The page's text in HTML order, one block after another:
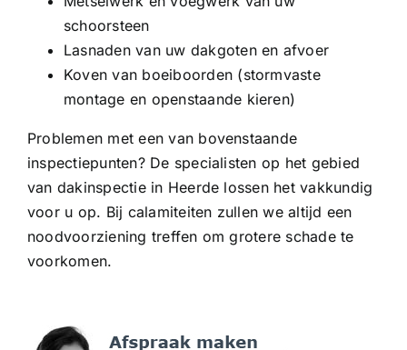
schoorsteen
Lasnaden van uw dakgoten en afvoer
Koven van boeiboorden (stormvaste
montage en openstaande kieren)
Problemen met een van bovenstaande
inspectiepunten? De specialisten op het gebied
van dakinspectie in Heerde lossen het vakkundig
voor u op. Bij calamiteiten zullen we altijd een
noodvoorziening treffen om grotere schade te
voorkomen.